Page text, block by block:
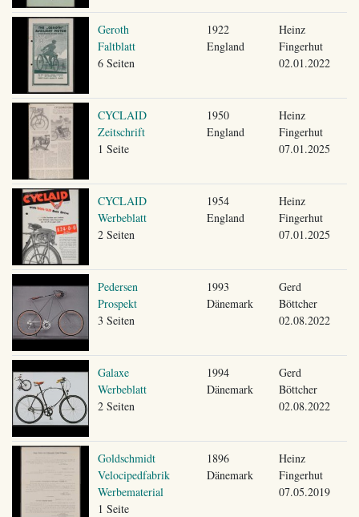
Geroth
Faltblatt
6 Seiten
1922
England
Heinz
Fingerhut
02.01.2022
CYCLAID
Zeitschrift
1 Seite
1950
England
Heinz
Fingerhut
07.01.2025
CYCLAID
Werbeblatt
2 Seiten
1954
England
Heinz
Fingerhut
07.01.2025
Pedersen
Prospekt
3 Seiten
1993
Dänemark
Gerd
Böttcher
02.08.2022
Galaxe
Werbeblatt
2 Seiten
1994
Dänemark
Gerd
Böttcher
02.08.2022
Goldschmidt
Velocipedfabrik
Werbematerial
1 Seite
1896
Dänemark
Heinz
Fingerhut
07.05.2019